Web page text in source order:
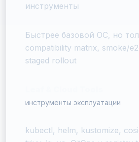
инструменты
Быстрее базовой ОС, но
compatibility matrix, smoke/
staged rollout
инструменты эксплуатации
kubectl, helm, kustomize,